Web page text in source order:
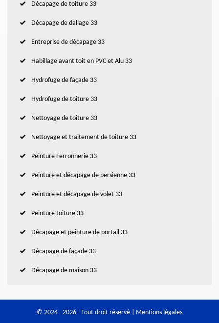
Décapage de toiture 33
Décapage de dallage 33
Entreprise de décapage 33
Habillage avant toit en PVC et Alu 33
Hydrofuge de façade 33
Hydrofuge de toiture 33
Nettoyage de toiture 33
Nettoyage et traitement de toiture 33
Peinture Ferronnerie 33
Peinture et décapage de persienne 33
Peinture et décapage de volet 33
Peinture toiture 33
Décapage et peinture de portail 33
Décapage de façade 33
Décapage de maison 33
© 2024 - 2026 - Tout droit réservé | Mentions légales